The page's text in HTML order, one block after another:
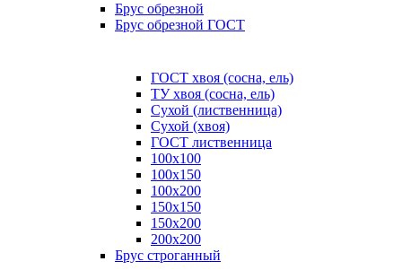
Брус обрезной
Брус обрезной ГОСТ
ГОСТ хвоя (сосна, ель)
ТУ хвоя (сосна, ель)
Сухой (лиственница)
Сухой (хвоя)
ГОСТ лиственница
100x100
100x150
100x200
150x150
150x200
200x200
Брус строганный